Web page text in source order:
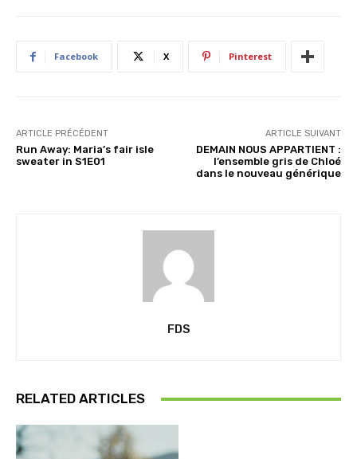
t
Facebook X Pinterest
ARTICLE PRÉCÉDENT
Run Away: Maria’s fair isle
sweater in S1E01
ARTICLE SUIVANT
DEMAIN NOUS APPARTIENT :
l’ensemble gris de Chloé
dans le nouveau générique
FDS
RELATED ARTICLES